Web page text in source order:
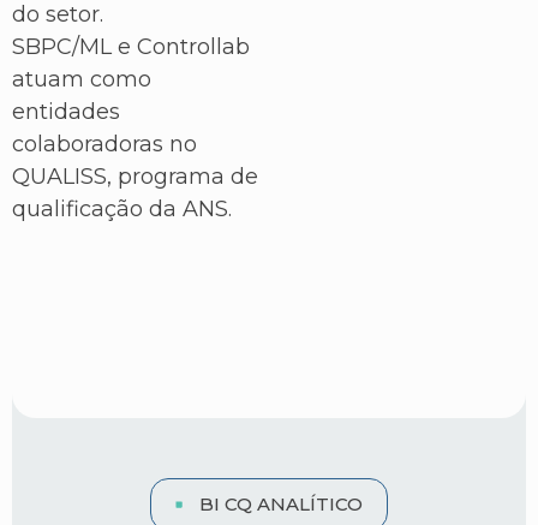
do setor.
SBPC/ML e Controllab
atuam como
entidades
colaboradoras no
QUALISS, programa de
qualificação da ANS.
BI CQ ANALÍTICO